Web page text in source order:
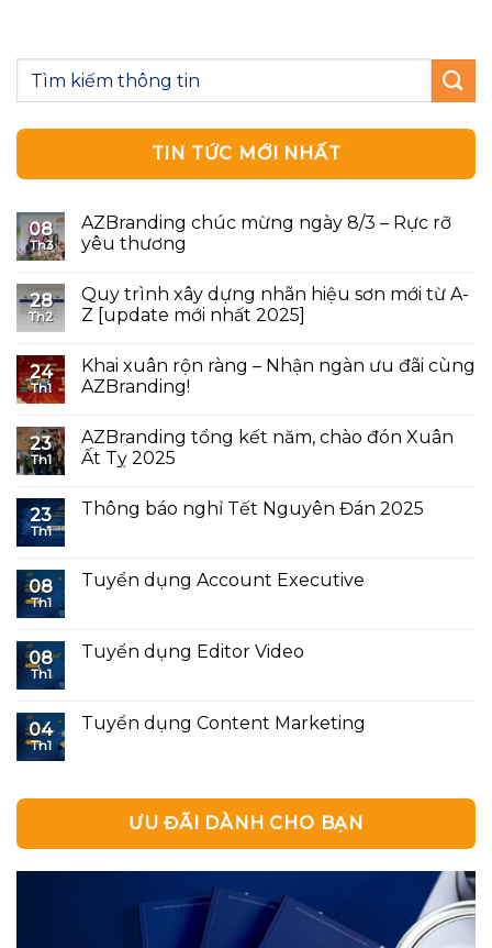
TIN TỨC MỚI NHẤT
08
Th3
AZBranding chúc mừng ngày 8/3 – Rực rỡ
yêu thương
28
Th2
Quy trình xây dựng nhãn hiệu sơn mới từ A-
Z [update mới nhất 2025]
24
Th1
Khai xuân rộn ràng – Nhận ngàn ưu đãi cùng
AZBranding!
23
Th1
AZBranding tổng kết năm, chào đón Xuân
Ất Tỵ 2025
23
Th1
Thông báo nghỉ Tết Nguyên Đán 2025
08
Th1
Tuyển dụng Account Executive
08
Th1
Tuyển dụng Editor Video
04
Th1
Tuyển dụng Content Marketing
ƯU ĐÃI DÀNH CHO BẠN